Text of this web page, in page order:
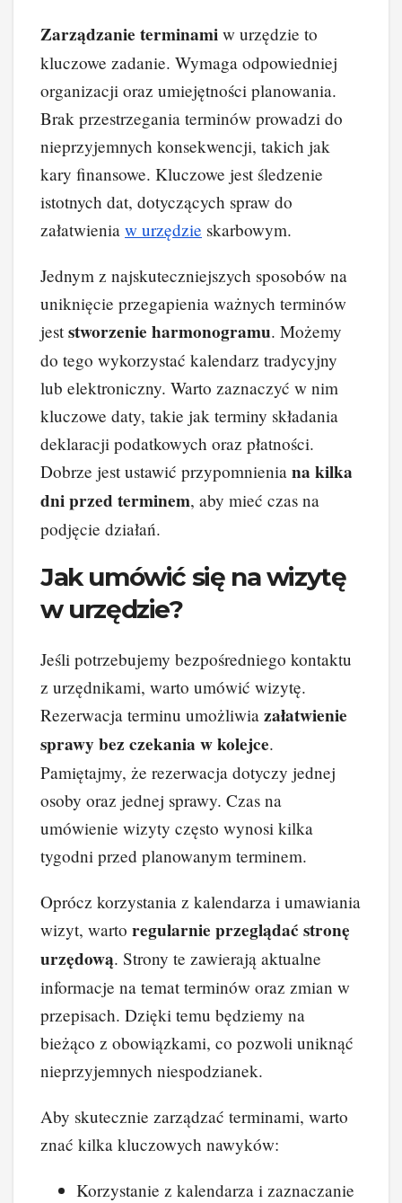
Zarządzanie terminami w urzędzie to
kluczowe zadanie. Wymaga odpowiedniej
organizacji oraz umiejętności planowania.
Brak przestrzegania terminów prowadzi do
nieprzyjemnych konsekwencji, takich jak
kary finansowe. Kluczowe jest śledzenie
istotnych dat, dotyczących spraw do
załatwienia w urzędzie skarbowym.
Jednym z najskuteczniejszych sposobów na
uniknięcie przegapienia ważnych terminów
jest stworzenie harmonogramu. Możemy
do tego wykorzystać kalendarz tradycyjny
lub elektroniczny. Warto zaznaczyć w nim
kluczowe daty, takie jak terminy składania
deklaracji podatkowych oraz płatności.
Dobrze jest ustawić przypomnienia na kilka
dni przed terminem, aby mieć czas na
podjęcie działań.
Jak umówić się na wizytę
w urzędzie?
Jeśli potrzebujemy bezpośredniego kontaktu
z urzędnikami, warto umówić wizytę.
Rezerwacja terminu umożliwia załatwienie
sprawy bez czekania w kolejce.
Pamiętajmy, że rezerwacja dotyczy jednej
osoby oraz jednej sprawy. Czas na
umówienie wizyty często wynosi kilka
tygodni przed planowanym terminem.
Oprócz korzystania z kalendarza i umawiania
wizyt, warto regularnie przeglądać stronę
urzędową. Strony te zawierają aktualne
informacje na temat terminów oraz zmian w
przepisach. Dzięki temu będziemy na
bieżąco z obowiązkami, co pozwoli uniknąć
nieprzyjemnych niespodzianek.
Aby skutecznie zarządzać terminami, warto
znać kilka kluczowych nawyków:
Korzystanie z kalendarza i zaznaczanie